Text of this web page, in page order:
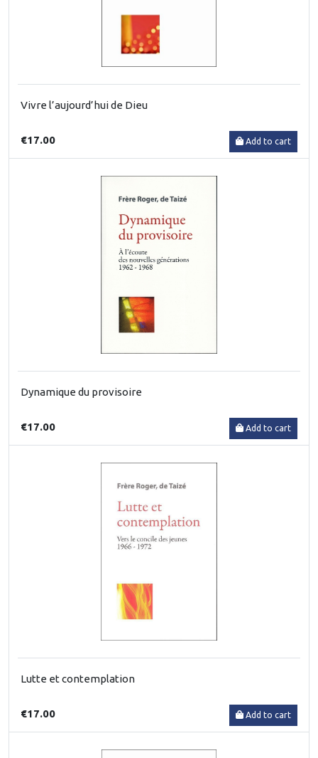
Vivre l’aujourd’hui de Dieu
€17.00 Add to cart
Dynamique du provisoire
€17.00 Add to cart
Lutte et contemplation
€17.00 Add to cart